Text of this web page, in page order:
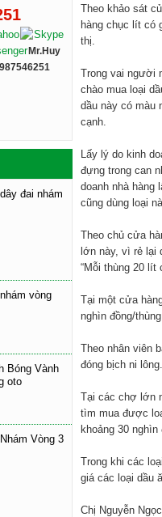
Theo khảo sát
hàng chục lít có
thị.
Trong vai người
chào mua loại
dầu này có màu
cạnh.
Lấy lý do kinh
đựng trong can
doanh nhà hàng
cũng dùng loại
Theo chủ cửa
lớn này, vì rẻ lại
“Mỗi thùng 20 lít
Tại một cửa
nghìn đồng/
Theo nhân viên
đóng bịch ni
Tại các chợ lớn
tìm mua được
khoảng 30 nghìn
Trong khi các
giá các loại dầu
Chị Nguyễn
Mr.Huy
đai nhám
vòng
Bóng Vành
oto
Vòng 3